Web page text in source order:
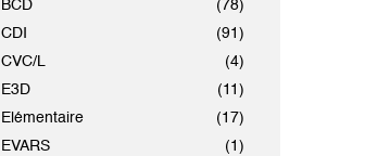
BCD
(78)
CDI
(91)
CVC/L
(4)
E3D
(11)
Elémentaire
(17)
EVARS
(1)